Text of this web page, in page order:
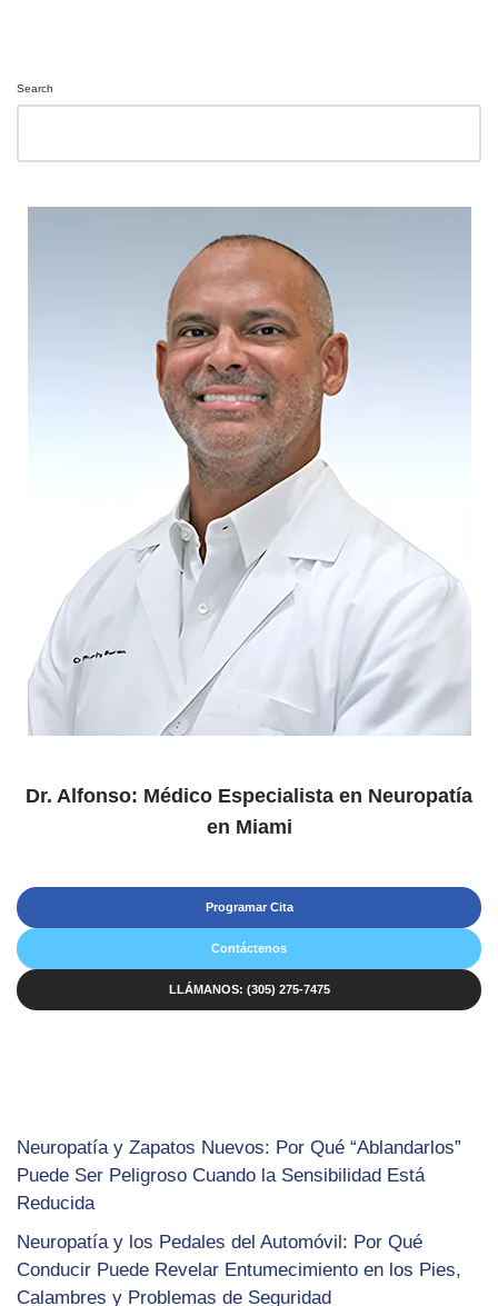
Search
Dr. Alfonso: Médico Especialista en Neuropatía
en Miami
Programar Cita
Contáctenos
LLÁMANOS: (305) 275-7475
Neuropatía y Zapatos Nuevos: Por Qué “Ablandarlos”
Puede Ser Peligroso Cuando la Sensibilidad Está
Reducida
Neuropatía y los Pedales del Automóvil: Por Qué
Conducir Puede Revelar Entumecimiento en los Pies,
Calambres y Problemas de Seguridad